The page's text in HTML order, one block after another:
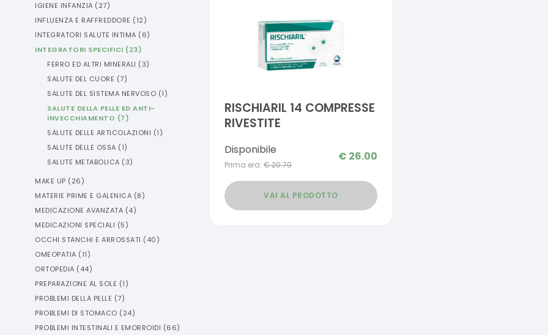
IGIENE INFANZIA (27)
INFLUENZA E RAFFREDDORE (12)
INTEGRATORI SALUTE INTIMA (6)
INTEGRATORI SPECIFICI (23)
FERRO ED ALTRI MINERALI (3)
SALUTE DEL CUORE (7)
SALUTE DEL SISTEMA NERVOSO (1)
SALUTE DELLA PELLE ED ANTI-
INVECCHIAMENTO (7)
SALUTE DELLE ARTICOLAZIONI (1)
SALUTE DELLE OSSA (1)
SALUTE METABOLICA (3)
MAKE UP (26)
MATERIE PRIME E GALENICA (8)
MEDICAZIONE AVANZATA (4)
MEDICAZIONI SPECIALI (5)
OCCHI STANCHI E ARROSSATI (40)
OMEOPATIA (11)
ORTOPEDIA (44)
PREPARAZIONE AL SOLE (1)
PROBLEMI DELLA PELLE (7)
PROBLEMI DI STOMACO (24)
PROBLEMI INTESTINALI E EMORROIDI (66)
RISCHIARIL 14 COMPRESSE
RIVESTITE
Disponibile
Prima era: €20.70
€ 26.00
VAI AL PRODOTTO